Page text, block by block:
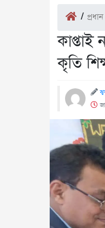
/
কাপ্তাই
কৃতি